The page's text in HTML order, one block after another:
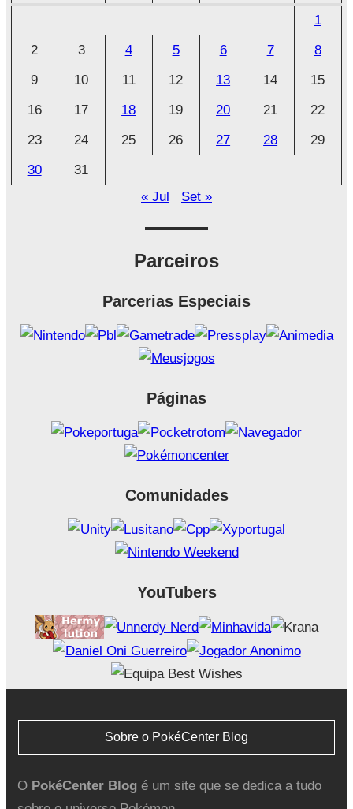
v
o
1
2
3 4 5 6 7
8
9
10 11 12 13 14
15
16
17 18 19 20 21
22
23
24 25 26 27 28
29
30
31
« Jul
Set »
Parceiros
Parcerias Especiais
Páginas
Comunidades
YouTubers
Sobre o PokéCenter Blog
O PokéCenter Blogé um site que se dedica a tudo